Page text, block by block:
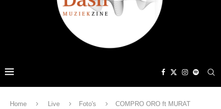
Home Live Foto's
COMPRO ORO ft MURAT